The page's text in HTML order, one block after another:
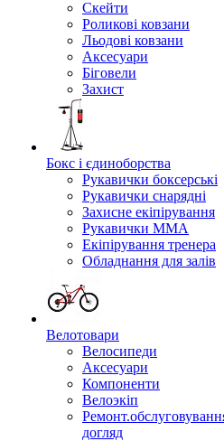
Скейти
Роликові ковзани
Льодові ковзани
Аксесуари
Біговели
Захист
Бокс і єдиноборства
Рукавички боксерські
Рукавички снарядні
Захисне екіпірування
Рукавички ММА
Екіпірування тренера
Обладнання для залів
Велотовари
Велосипеди
Аксесуари
Компоненти
Велоэкіп
догляд